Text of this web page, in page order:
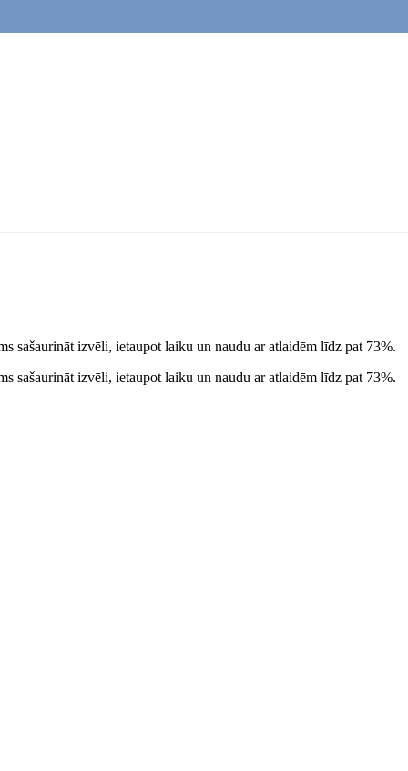
sašaurināt izvēli, ietaupot laiku un naudu ar atlaidēm līdz pat 73%.
sašaurināt izvēli, ietaupot laiku un naudu ar atlaidēm līdz pat 73%.